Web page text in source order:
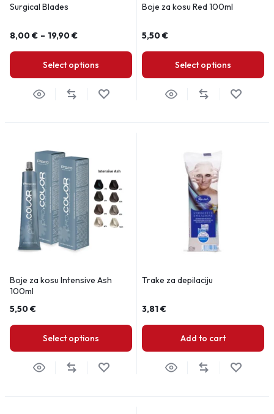
Surgical Blades
8,00€ – 19,90€
Select options
Boje za kosu Red 100ml
5,50€
Select options
Boje za kosu Intensive Ash
100ml
5,50€
Select options
Trake za depilaciju
3,81€
Add to cart